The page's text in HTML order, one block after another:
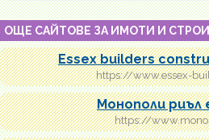
ОЩЕ САЙТОВЕ ЗА ИМОТИ И
Essex builders
https://www.essex-
Монополи
https://